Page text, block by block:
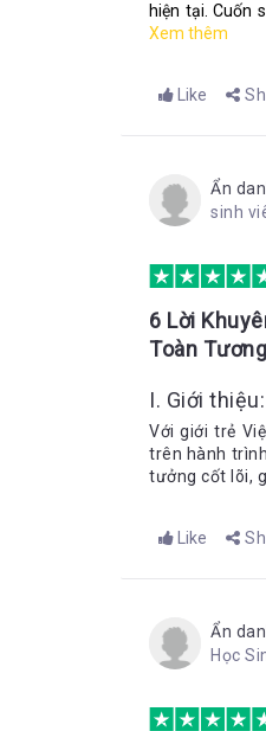
hiện tại. Cuốn
Xem thêm
Like
Ẩn
sinh
6 Lời
Toàn
I. Giới
Với giới trẻ
trên hành
tưởng cốt lõi,
Like
Ẩn
Học